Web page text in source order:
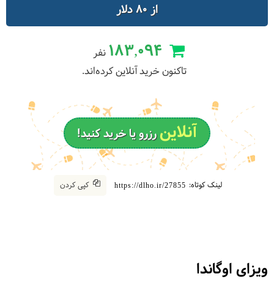
از 80 دلار
183,094نفر
تاکنون خرید آنلاین کرده‌اند.
آنلاینرزرو یا خرید کنید!
لینک کوتاه: https://dlho.ir/27855 کپی کردن
ویزای اوگاندا